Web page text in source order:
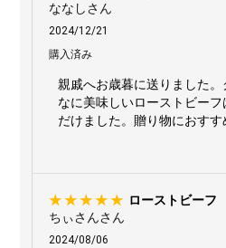
ななしさん
2024/12/21
購入済み
親戚へお歳暮に送りました
なに美味しいローストビー
だけました。贈り物におすす
ローストビーフ
ちぃさんさん
2024/08/06